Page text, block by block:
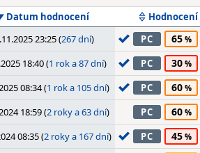
Datum hodnocení
Hodnocení
23:25 (267 dní) PC 65
18:40 (1 rok a 87 dní) PC 30
08:34 (1 rok a 105 dní) PC 60
18:59 (2 roky a 63 dní) PC 60
08:35 (2 roky a 167 dní) PC 45